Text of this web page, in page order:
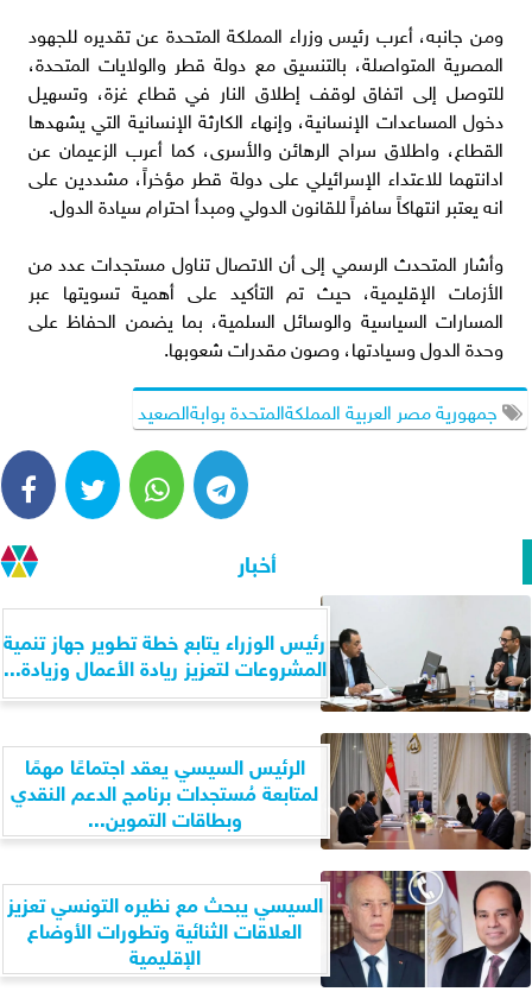
ومن جانبه، أعرب رئيس وزراء المملكة المتحدة عن تقديره للجهود
المصرية المتواصلة، بالتنسيق مع دولة قطر والولايات المتحدة،
للتوصل إلى اتفاق لوقف إطلاق النار في قطاع غزة، وتسهيل
دخول المساعدات الإنسانية، وإنهاء الكارثة الإنسانية التي يشهدها
القطاع، واطلاق سراح الرهائن والأسرى، كما أعرب الزعيمان عن
ادانتهما للاعتداء الإسرائيلي على دولة قطر مؤخراً، مشددين على
انه يعتبر انتهاكاً سافراً للقانون الدولي ومبدأ احترام سيادة الدول.
وأشار المتحدث الرسمي إلى أن الاتصال تناول مستجدات عدد من
الأزمات الإقليمية، حيث تم التأكيد على أهمية تسويتها عبر
المسارات السياسية والوسائل السلمية، بما يضمن الحفاظ على
وحدة الدول وسيادتها، وصون مقدرات شعوبها.
جمهورية مصر العربية المملكةالمتحدة بوابةالصعيد
أخبار
رئيس الوزراء يتابع خطة تطوير جهاز تنمية
المشروعات لتعزيز ريادة الأعمال وزيادة...
الرئيس السيسي يعقد اجتماعًا مهمًا
لمتابعة مُستجدات برنامج الدعم النقدي
وبطاقات التموين...
السيسي يبحث مع نظيره التونسي تعزيز
العلاقات الثنائية وتطورات الأوضاع
الإقليمية